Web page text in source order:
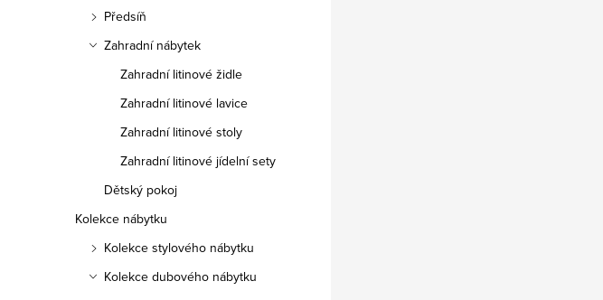
Předsíň
Zahradní nábytek
Zahradní litinové židle
Zahradní litinové lavice
Zahradní litinové stoly
Zahradní litinové jídelní sety
Dětský pokoj
Kolekce nábytku
Kolekce stylového nábytku
Kolekce dubového nábytku